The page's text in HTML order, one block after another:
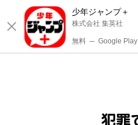
少年ジャンプ＋
株式会社 集英社
無料 ─ Google Play